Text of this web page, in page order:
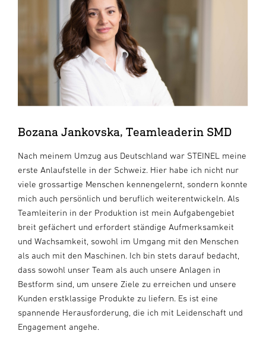
Bozana Jankovska, Teamleaderin SMD
Nach meinem Umzug aus Deutschland war STEINEL meine
erste Anlaufstelle in der Schweiz. Hier habe ich nicht nur
viele grossartige Menschen kennengelernt, sondern konnte
mich auch persönlich und beruflich weiterentwickeln. Als
Teamleiterin in der Produktion ist mein Aufgabengebiet
breit gefächert und erfordert ständige Aufmerksamkeit
und Wachsamkeit, sowohl im Umgang mit den Menschen
als auch mit den Maschinen. Ich bin stets darauf bedacht,
dass sowohl unser Team als auch unsere Anlagen in
Bestform sind, um unsere Ziele zu erreichen und unsere
Kunden erstklassige Produkte zu liefern. Es ist eine
spannende Herausforderung, die ich mit Leidenschaft und
Engagement angehe.